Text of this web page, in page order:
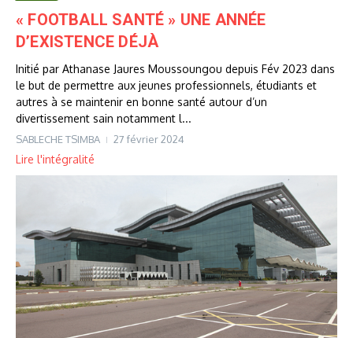
« FOOTBALL SANTÉ » UNE ANNÉE
D’EXISTENCE DÉJÀ
Initié par Athanase Jaures Moussoungou depuis Fév 2023 dans
le but de permettre aux jeunes professionnels, étudiants et
autres à se maintenir en bonne santé autour d’un
divertissement sain notamment l...
SABLECHE TSIMBA 27 février 2024
Lire l'intégralité